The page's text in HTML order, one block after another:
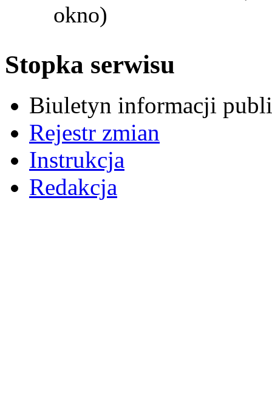
okno)
Stopka serwisu
Biuletyn informacji
Rejestr zmian
Instrukcja
Redakcja